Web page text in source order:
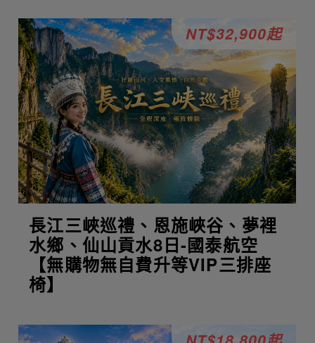
長江三峽巡禮、恩施峽谷、夢裡
水鄉、仙山貢水8日-國泰航空
【無購物無自費升等VIP三排座
椅】
NT$32,900起